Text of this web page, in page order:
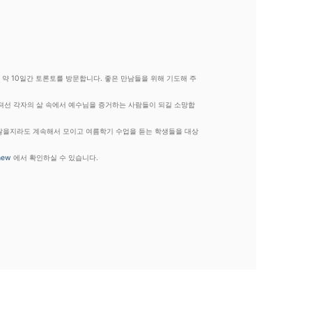
10일간 토론토를 방문합니다. 좋은 만남들을 위해 기도해 주
각자의 삶 속에서 예수님을 증거하는 사람들이 되길 소망합
지라도 계속해서 모이고 여름학기 수업을 듣는 학생들을 대상
에서 확인하실 수 있습니다.